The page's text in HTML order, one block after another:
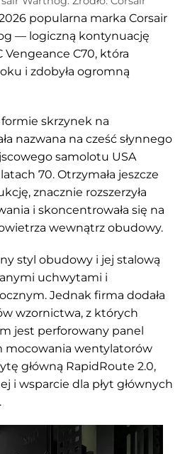
popularna marka Corsair
— logiczną kontynuację
Vengeance C70, która
i zdobyła ogromną
skrzynek na
nazwana na cześć słynnego
samolotu USA
70. Otrzymała jeszcze
znacznie rozszerzyła
i skoncentrowała się na
wewnątrz obudowy.
styl obudowy i jej stalową
uchwytami i
Jednak firma dodała
wzornictwa, z których
jest perforowany panel
mocowania wentylatorów
główną RapidRoute 2.0,
i wsparcie dla płyt głównych